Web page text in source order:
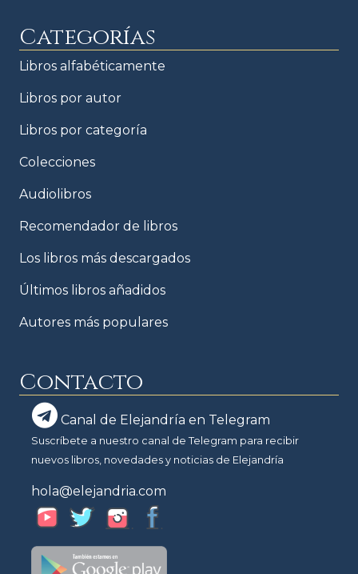
Categorías
Libros alfabéticamente
Libros por autor
Libros por categoría
Colecciones
Audiolibros
Recomendador de libros
Los libros más descargados
Últimos libros añadidos
Autores más populares
Contacto
Canal de Elejandría en Telegram
Suscríbete a nuestro canal de Telegram para recibir
nuevos libros, novedades y noticias de Elejandría
hola@elejandria.com